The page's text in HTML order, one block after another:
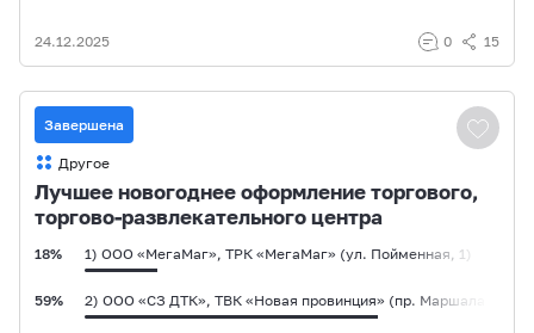
24.12.2025 0 15
Завершена
Другое
Лучшее новогоднее оформление торгового,
торгово-развлекательного центра
18% 1) ООО «МегаМаг», ТРК «МегаМаг» (ул. Пойменная, 1)
59% 2) ООО «СЗ ДТК», ТВК «Новая провинция» (пр. Маршала